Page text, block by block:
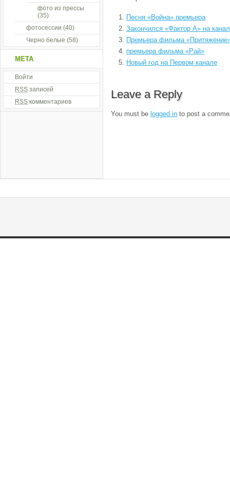
Песня «Война» премьера
Закончился «Фактор А» на
Премьера фильма
премьера фильма «Рай»
Новый год на Первом канале
Leave a Reply
You must be logged in to post a
фото из прессы
(35)
фотосессии (40)
Черно белые (58)
МЕТА
Войти
RSS записей
RSS комментариев